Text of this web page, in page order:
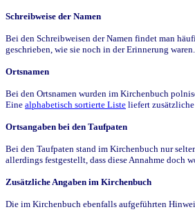
Schreibweise der Namen
Bei den Schreibweisen der Namen findet man
geschrieben, wie sie noch in der Erinnerung
Ortsnamen
Bei den Ortsnamen wurden im Kirchenbuch
Eine alphabetisch sortierte Liste liefert
Ortsangaben bei den Taufpaten
Bei den Taufpaten stand im Kirchenbuch nur
allerdings festgestellt, dass diese Annahme doch
Zusätzliche Angaben im Kirchenbuch
Die im Kirchenbuch ebenfalls aufgeführten